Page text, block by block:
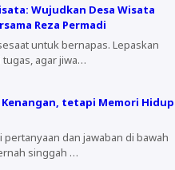
Wujudkan Desa Wisata
Reza Permadi
untuk bernapas. Lepaskan
tugas, agar jiwa…
Kenangan, tetapi Memori Hidup
dan jawaban di bawah
singgah …